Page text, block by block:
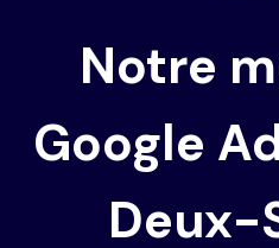
Notre
Google
Deux-